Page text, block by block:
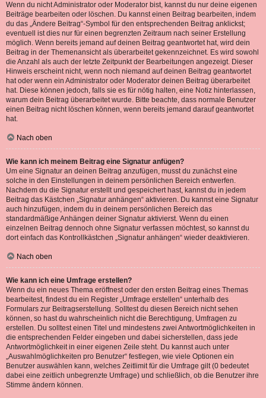
Wenn du nicht Administrator oder Moderator bist, kannst du nur deine eigenen
Beiträge bearbeiten oder löschen. Du kannst einen Beitrag bearbeiten, indem
du das „Ändere Beitrag“-Symbol für den entsprechenden Beitrag anklickst;
eventuell ist dies nur für einen begrenzten Zeitraum nach seiner Erstellung
möglich. Wenn bereits jemand auf deinen Beitrag geantwortet hat, wird dein
Beitrag in der Themenansicht als überarbeitet gekennzeichnet. Es wird sowohl
die Anzahl als auch der letzte Zeitpunkt der Bearbeitungen angezeigt. Dieser
Hinweis erscheint nicht, wenn noch niemand auf deinen Beitrag geantwortet
hat oder wenn ein Administrator oder Moderator deinen Beitrag überarbeitet
hat. Diese können jedoch, falls sie es für nötig halten, eine Notiz hinterlassen,
warum dein Beitrag überarbeitet wurde. Bitte beachte, dass normale Benutzer
einen Beitrag nicht löschen können, wenn bereits jemand darauf geantwortet
hat.
Nach oben
Wie kann ich meinem Beitrag eine Signatur anfügen?
Um eine Signatur an deinen Beitrag anzufügen, musst du zunächst eine
solche in den Einstellungen in deinem persönlichen Bereich entwerfen.
Nachdem du die Signatur erstellt und gespeichert hast, kannst du in jedem
Beitrag das Kästchen „Signatur anhängen“ aktivieren. Du kannst eine Signatur
auch hinzufügen, indem du in deinem persönlichen Bereich das
standardmäßige Anhängen deiner Signatur aktivierst. Wenn du einen
einzelnen Beitrag dennoch ohne Signatur verfassen möchtest, so kannst du
dort einfach das Kontrollkästchen „Signatur anhängen“ wieder deaktivieren.
Nach oben
Wie kann ich eine Umfrage erstellen?
Wenn du ein neues Thema eröffnest oder den ersten Beitrag eines Themas
bearbeitest, findest du ein Register „Umfrage erstellen“ unterhalb des
Formulars zur Beitragserstellung. Solltest du diesen Bereich nicht sehen
können, so hast du wahrscheinlich nicht die Berechtigung, Umfragen zu
erstellen. Du solltest einen Titel und mindestens zwei Antwortmöglichkeiten in
die entsprechenden Felder eingeben und dabei sicherstellen, dass jede
Antwortmöglichkeit in einer eigenen Zeile steht. Du kannst auch unter
„Auswahlmöglichkeiten pro Benutzer“ festlegen, wie viele Optionen ein
Benutzer auswählen kann, welches Zeitlimit für die Umfrage gilt (0 bedeutet
dabei eine zeitlich unbegrenzte Umfrage) und schließlich, ob die Benutzer ihre
Stimme ändern können.